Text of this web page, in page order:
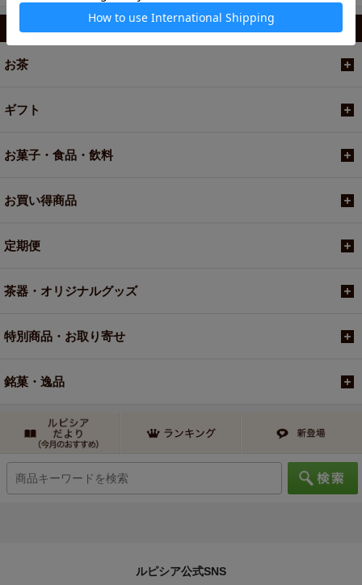
カテゴリから選ぶ
お茶
ギフト
お菓子・食品・飲料
お買い得商品
定期便
茶器・オリジナルグッズ
特別商品・お取り寄せ
銘菓・逸品
ルピシア公式SNS